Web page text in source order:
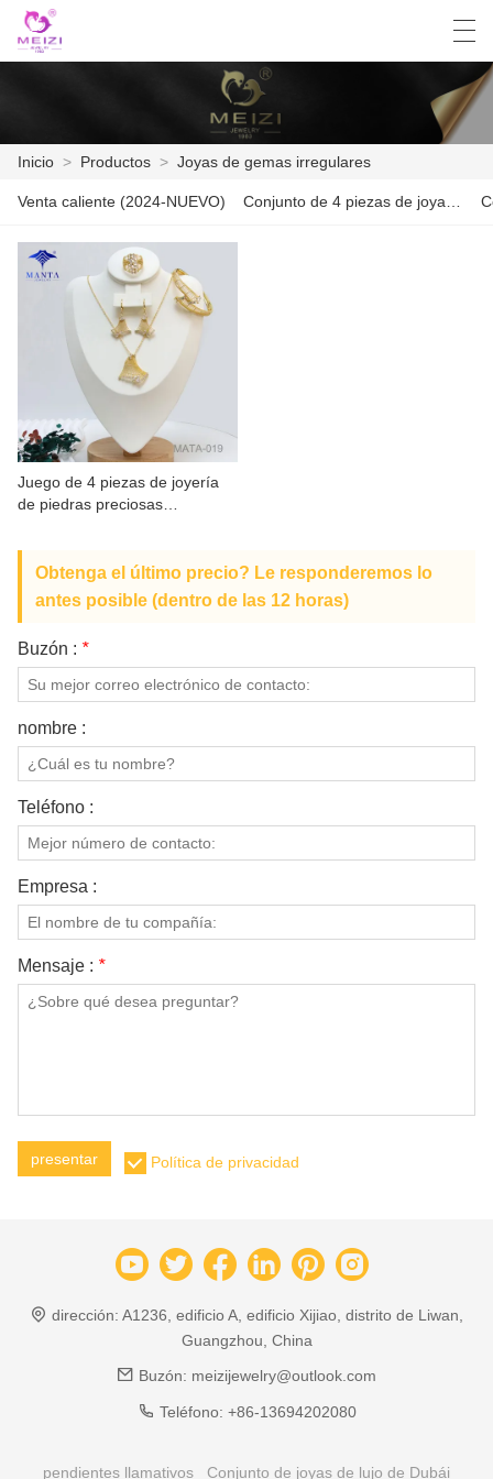
INICIO
PRODUCTOS
LA FÁBRICA
CONTÁCTENOS
SOBRE NOSOTROS
Español
Inicio > Productos > Joyas de gemas irregulares
Venta caliente (2024-NUEVO)
Juego de 4 piezas de joyería
de piedras preciosas
Valentín
Obtenga el último precio? Le responderemos lo
antes posible (dentro de las 12 horas)
Buzón : *
nombre :
Teléfono :
Empresa :
Mensaje : *
presentar Política de privacidad
dirección: A1236, edificio A, edificio Xijiao, distrito de Liwan,
Guangzhou, China
Buzón: meizijewelry@outlook.com
Teléfono: +86-13694202080
pendientes llamativos Conjunto de joyas de lujo de Dubái